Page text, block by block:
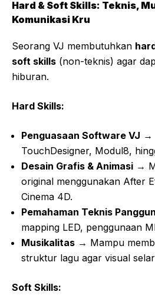
Hard & Soft Skills: Teknis,
Komunikasi Kru
Seorang VJ membutuhkan
soft skills (non-teknis) agar
hiburan.
Hard Skills:
Penguasaan Software VJ →
TouchDesigner, Modul8,
Desain Grafis & Animasi →
original menggunakan After
Cinema 4D.
Pemahaman Teknis
mapping LED, penggunaan
Musikalitas → Mampu
struktur lagu agar visual
Soft Skills: